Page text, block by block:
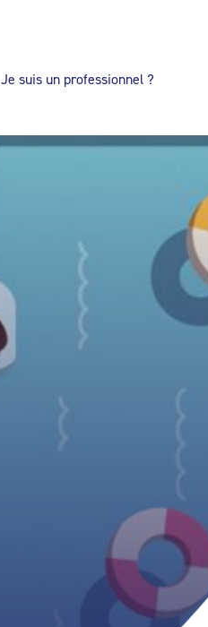
Je suis un professionnel ?